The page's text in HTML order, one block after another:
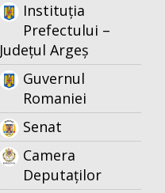
Instituția
Prefectului –
Județul Argeș
Guvernul
Romaniei
Senat
Camera
Deputaților